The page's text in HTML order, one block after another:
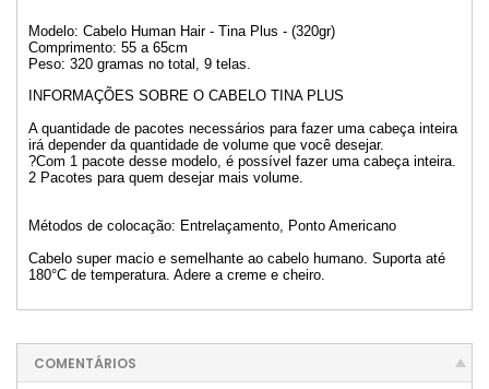
Modelo: Cabelo Human Hair - Tina Plus - (320gr)
Comprimento: 55 a 65cm
Peso: 320 gramas no total, 9 telas.
INFORMAÇÕES SOBRE O CABELO TINA PLUS
A quantidade de pacotes necessários para fazer uma cabeça inteira
irá depender da quantidade de volume que você desejar.
?Com 1 pacote desse modelo, é possível fazer uma cabeça inteira.
2 Pacotes para quem desejar mais volume.
Métodos de colocação: Entrelaçamento, Ponto Americano
Cabelo super macio e semelhante ao cabelo humano. Suporta até
180°C de temperatura. Adere a creme e cheiro.
COMENTÁRIOS